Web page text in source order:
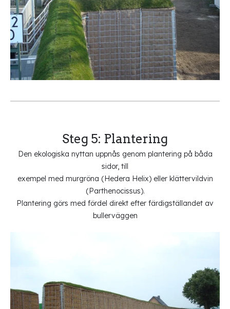
Steg 5: Plantering
Den ekologiska nyttan uppnås genom plantering på båda
sidor, till
exempel med murgröna (Hedera Helix) eller klättervildvin
(Parthenocissus).
Plantering görs med fördel direkt efter färdigställandet av
bullerväggen